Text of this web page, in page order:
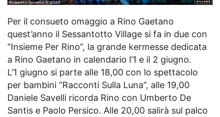
Per il consueto omaggio a Rino Gaetano
quest’anno il Sessantotto Village si fa in due con
“Insieme Per Rino”, la grande kermesse dedicata
a Rino Gaetano in calendario l’1 e il 2 giugno.
L’1 giugno si parte alle 18,00 con lo spettacolo
per bambini “Racconti Sulla Luna”, alle 19,00
Daniele Savelli ricorda Rino con Umberto De
Santis e Paolo Persico. Alle 20,00 salirà sul palco